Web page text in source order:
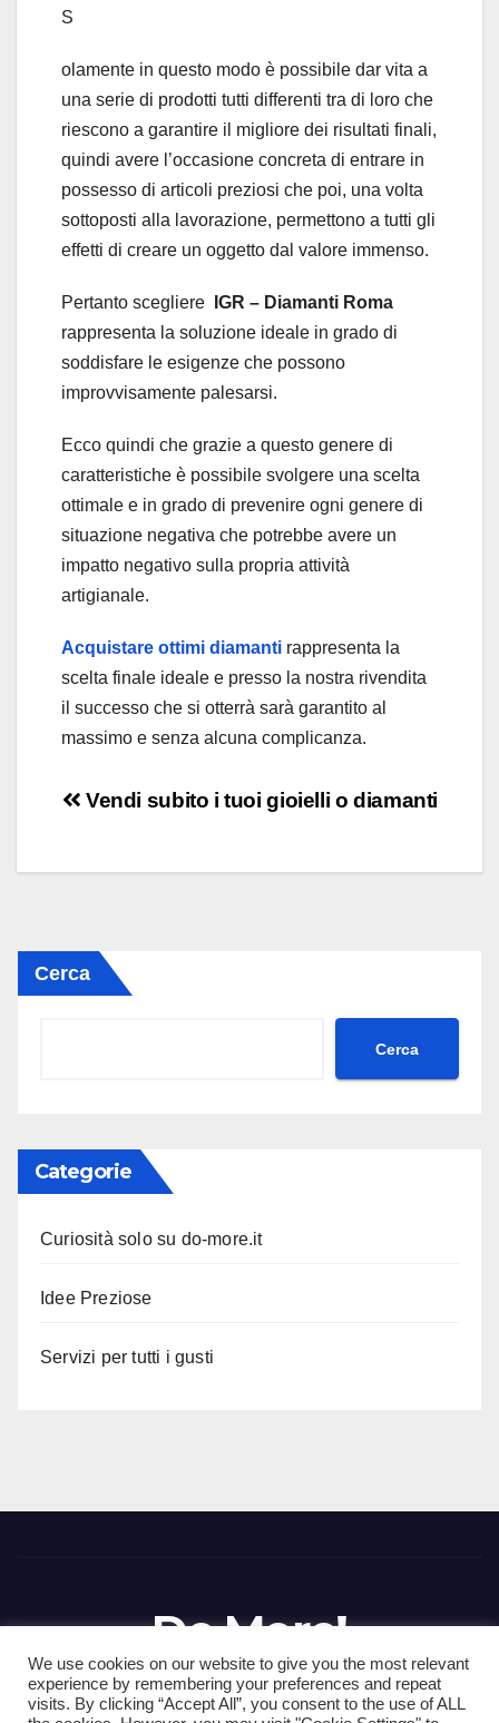
S
olamente in questo modo è possibile dar vita a
una serie di prodotti tutti differenti tra di loro che
riescono a garantire il migliore dei risultati finali,
quindi avere l’occasione concreta di entrare in
possesso di articoli preziosi che poi, una volta
sottoposti alla lavorazione, permettono a tutti gli
effetti di creare un oggetto dal valore immenso.
Pertanto scegliere IGR – Diamanti Roma
rappresenta la soluzione ideale in grado di
soddisfare le esigenze che possono
improvvisamente palesarsi.
Ecco quindi che grazie a questo genere di
caratteristiche è possibile svolgere una scelta
ottimale e in grado di prevenire ogni genere di
situazione negativa che potrebbe avere un
impatto negativo sulla propria attività
artigianale.
Acquistare ottimi diamanti rappresenta la
scelta finale ideale e presso la nostra rivendita
il successo che si otterrà sarà garantito al
massimo e senza alcuna complicanza.
Navigazione
Vendi subito i tuoi gioielli o diamanti
Cerca
Cerca
Categorie
Curiosità solo su do-more.it
Idee Preziose
Servizi per tutti i gusti
Do More!
Portale Italiano di notizie dal web
We use cookies on our website to give you the most relevant
experience by remembering your preferences and repeat
visits. By clicking “Accept All”, you consent to the use of ALL